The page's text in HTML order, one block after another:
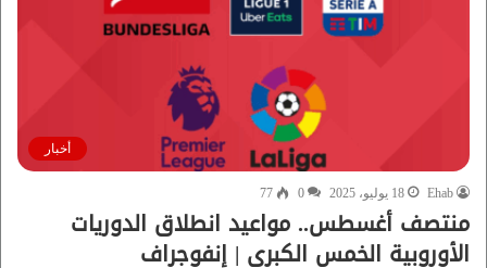
أخبار
Ehab 18 يوليو، 2025 0
77
منتصف أغسطس.. مواعيد انطلاق الدوريات
الأوروبية الخمس الكبرى | إنفوجراف